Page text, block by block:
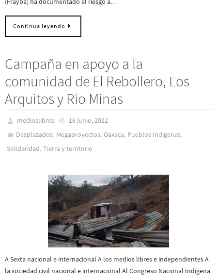
Continua leyendo
Campaña en apoyo a la
comunidad de El Rebollero, Los
Arquitos y Río Minas
medioslibres
18 junio, 2022
Desplazados, Megaproyectos,Oaxaca, Pueblos Indí­genas,
Solidaridad, Tierra y territorio
A Sexta nacional e internacional A los medios libres e independientes A
la sociedad civil nacional e internacional Al Congreso Nacional Indígena